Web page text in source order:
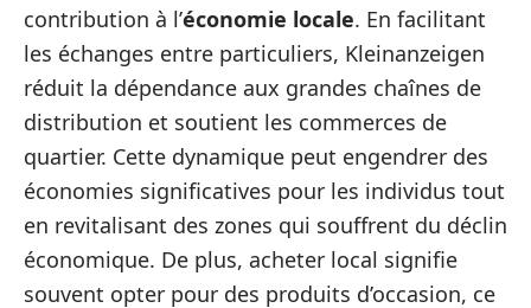
contribution à l’économie locale. En facilitant
les échanges entre particuliers, Kleinanzeigen
réduit la dépendance aux grandes chaînes de
distribution et soutient les commerces de
quartier. Cette dynamique peut engendrer des
économies significatives pour les individus tout
en revitalisant des zones qui souffrent du déclin
économique. De plus, acheter local signifie
souvent opter pour des produits d’occasion, ce